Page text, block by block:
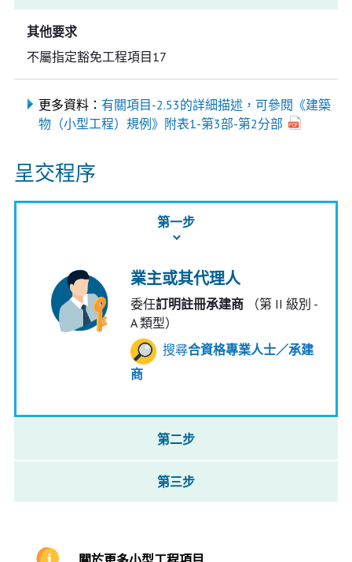
其他要求
不屬指定豁免工程項目17
更多資料： 有關項目-2.53的詳細描述，可參閱《建築
物（小型工程）規例》附表1-第3部-第2分部
呈交程序
第一步
業主或其代理人
委任訂明註冊承建商（第 II 級別 -
A 類型）
搜尋合資格專業人士／承建
商
第二步
第三步